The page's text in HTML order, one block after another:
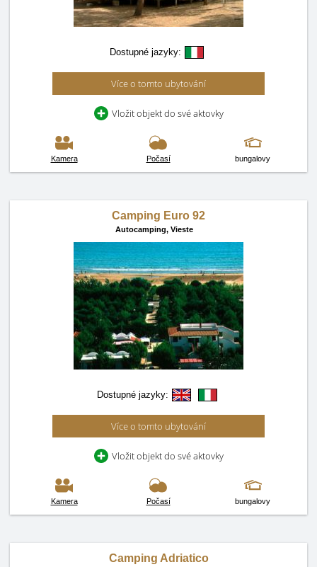
Dostupné jazyky:
Více o tomto ubytování
Vložit objekt do své aktovky
Kamera Počasí bungalovy
Camping Euro 92
Autocamping, Vieste
Dostupné jazyky:
Více o tomto ubytování
Vložit objekt do své aktovky
Kamera Počasí bungalovy
Camping Adriatico